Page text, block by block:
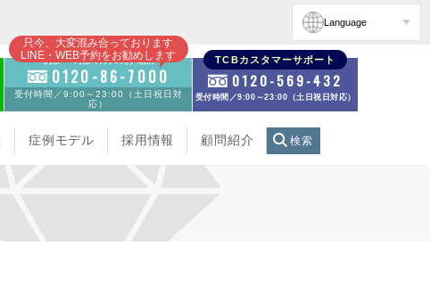
Language
只今、大変混み合っております
LINE・WEB予約をお勧めします
初診・再診の方のお電話
0120-86-7000
受付時間／9:00～23:00（土日祝日対
応）
TCBカスタマーサポート
0120-569-432
受付時間／9:00～23:00（土日祝日対応）
症例モデル 採用情報 顧問紹介 検索